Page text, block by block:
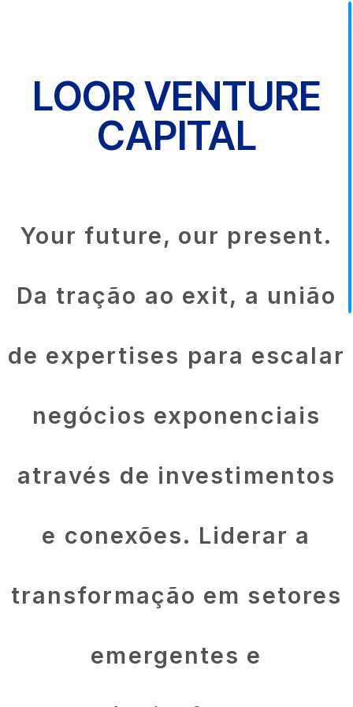
LOOR VENTURE
CAPITAL
Your future, our present.
Da tração ao exit, a união
de expertises para escalar
negócios exponenciais
através de investimentos
e conexões. Liderar a
transformação em setores
emergentes e